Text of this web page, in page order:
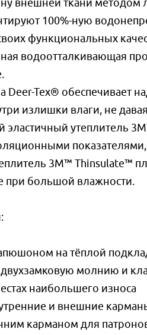
внешней ткани методом
100%-ную
функциональных
водоотталкивающая
Tex® обеспечивает
излишки влаги, не
эластичный утеплитель
показателями,
3M™ Thinsulate™
при большой влажности.
на тёплой
молнию и
наибольшего износа
и внешние
карманом для